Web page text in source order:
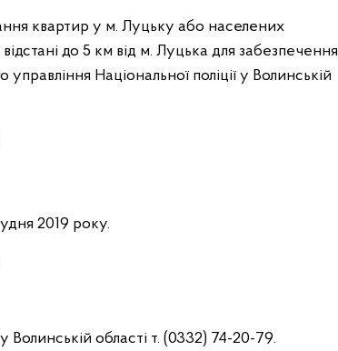
квартир у м. Луцьку або населених
до 5 км від м. Луцька для забезпечення
Національної поліції у Волинській
2019 року.
Волинській області т. (0332) 74-20-79.